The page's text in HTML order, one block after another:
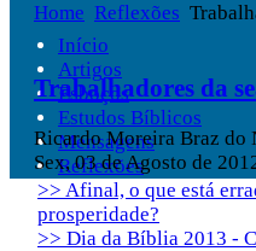
Início
Artigos
Esboços
Estudos Bíblicos
Mensagens
Reflexões
Home Reflexões
Trabalhadores da
Ricardo Moreira Braz do
Sex, 03 de Agosto de
>> Afinal, o que está
prosperidade?
>> Dia da Bíblia 2013 -